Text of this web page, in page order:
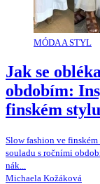
MÓDA A STYL
Jak se
obdobím:
finském stylu
Slow fashion ve
souladu s ročními
nák...
Michaela Kožáková